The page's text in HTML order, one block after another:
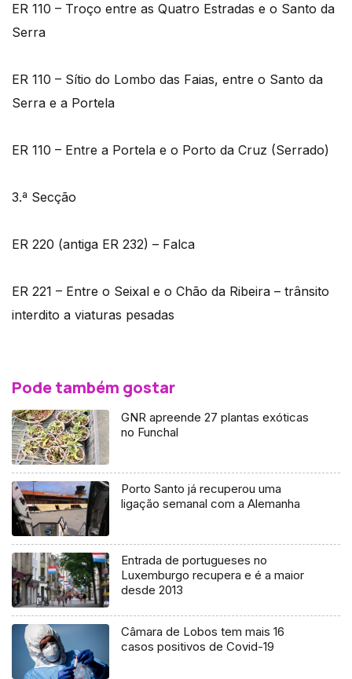
ER 110 – Troço entre as Quatro Estradas e o Santo da
Serra
ER 110 – Sítio do Lombo das Faias, entre o Santo da
Serra e a Portela
ER 110 – Entre a Portela e o Porto da Cruz (Serrado)
3.ª Secção
ER 220 (antiga ER 232) – Falca
ER 221 – Entre o Seixal e o Chão da Ribeira – trânsito
interdito a viaturas pesadas
Pode também gostar
GNR apreende 27 plantas exóticas
no Funchal
Porto Santo já recuperou uma
ligação semanal com a Alemanha
Entrada de portugueses no
Luxemburgo recupera e é a maior
desde 2013
Câmara de Lobos tem mais 16
casos positivos de Covid-19